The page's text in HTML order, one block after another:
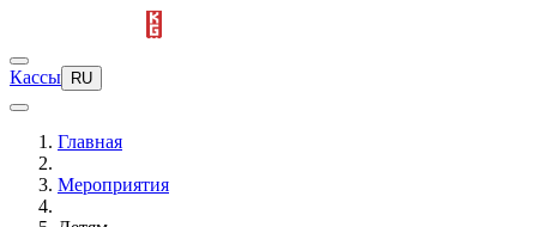
Кассы RU
Главная
Мероприятия